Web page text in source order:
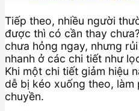
Tiếp theo, nhiều người
được thì có cần thay
chưa hỏng ngay, nhưng
nhanh ở các chi tiết như
Khi một chi tiết giảm hiệu
dễ bị kéo xuống theo, làm
chuyền.